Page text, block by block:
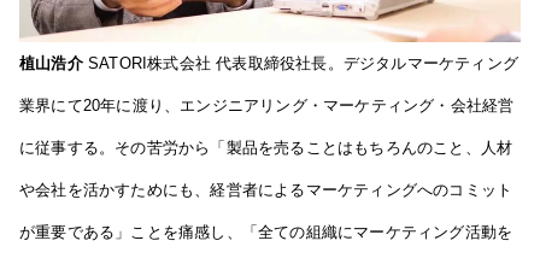
植山浩介SATORI株式会社 代表取締役社長。デジタルマーケティング
業界にて20年に渡り、エンジニアリング・マーケティング・会社経営
に従事する。その苦労から「製品を売ることはもちろんのこと、人材
や会社を活かすためにも、経営者によるマーケティングへのコミット
が重要である」ことを痛感し、「全ての組織にマーケティング活動を